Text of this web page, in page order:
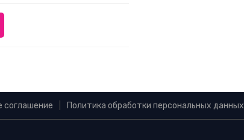
соглашение Политика обработки персональных данных